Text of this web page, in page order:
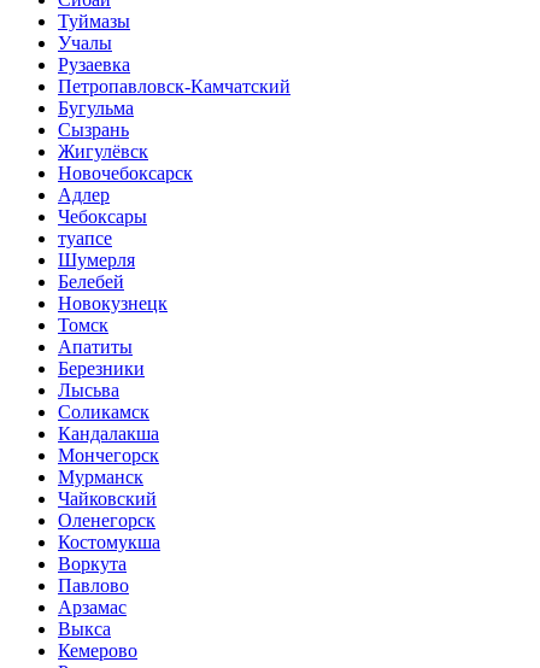
Туймазы
Учалы
Рузаевка
Петропавловск-Камчатский
Бугульма
Сызрань
Жигулёвск
Новочебоксарск
Адлер
Чебоксары
туапсе
Шумерля
Белебей
Новокузнецк
Томск
Апатиты
Березники
Лысьва
Соликамск
Кандалакша
Мончегорск
Мурманск
Чайковский
Оленегорск
Костомукша
Воркута
Павлово
Арзамас
Выкса
Кемерово